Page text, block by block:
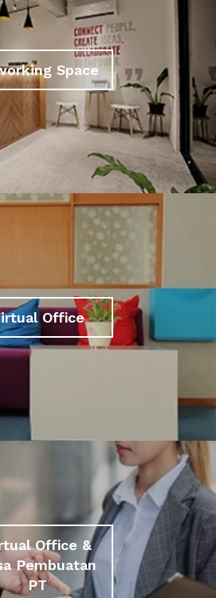
Space
Office
Office &
Pembuatan
PT